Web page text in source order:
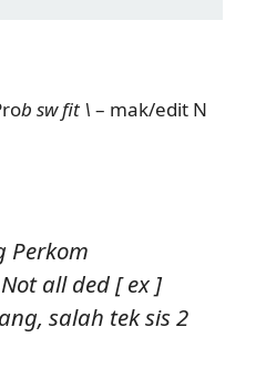
b sw fit \ – mak/edit N
Perkom
all ded [ ex ]
salah tek sis 2